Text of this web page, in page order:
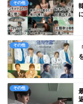
その他
その他
その他